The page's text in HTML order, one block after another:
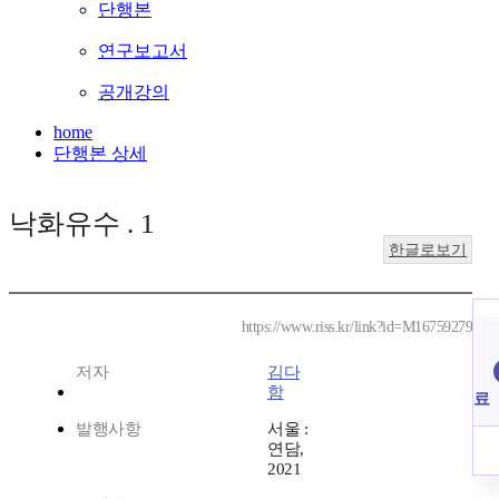
단행본
연구보고서
공개강의
home
단행본 상세
낙화유수 . 1
한글로보기
https://www.riss.kr/link?id=M16759279
저자
김다
함
발행사항
서울 :
연담,
2021
료